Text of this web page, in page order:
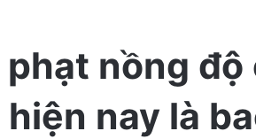
nồng độ
nay là